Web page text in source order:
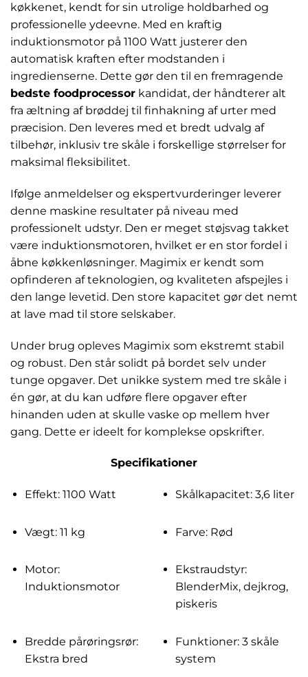
køkkenet, kendt for sin utrolige holdbarhed og
professionelle ydeevne. Med en kraftig
induktionsmotor på 1100 Watt justerer den
automatisk kraften efter modstanden i
ingredienserne. Dette gør den til en fremragende
bedste foodprocessor kandidat, der håndterer alt
fra æltning af brøddej til finhakning af urter med
præcision. Den leveres med et bredt udvalg af
tilbehør, inklusiv tre skåle i forskellige størrelser for
maksimal fleksibilitet.
Ifølge anmeldelser og ekspertvurderinger leverer
denne maskine resultater på niveau med
professionelt udstyr. Den er meget støjsvag takket
være induktionsmotoren, hvilket er en stor fordel i
åbne køkkenløsninger. Magimix er kendt som
opfinderen af teknologien, og kvaliteten afspejles i
den lange levetid. Den store kapacitet gør det nemt
at lave mad til store selskaber.
Under brug opleves Magimix som ekstremt stabil
og robust. Den står solidt på bordet selv under
tunge opgaver. Det unikke system med tre skåle i
én gør, at du kan udføre flere opgaver efter
hinanden uden at skulle vaske op mellem hver
gang. Dette er ideelt for komplekse opskrifter.
Specifikationer
Effekt: 1100 Watt Skålkapacitet: 3,6 liter
Vægt: 11 kg Farve: Rød
Motor:
Induktionsmotor
Ekstraudstyr:
BlenderMix, dejkrog,
piskeris
Bredde pårøringsrør:
Ekstra bred
Funktioner: 3 skåle
system